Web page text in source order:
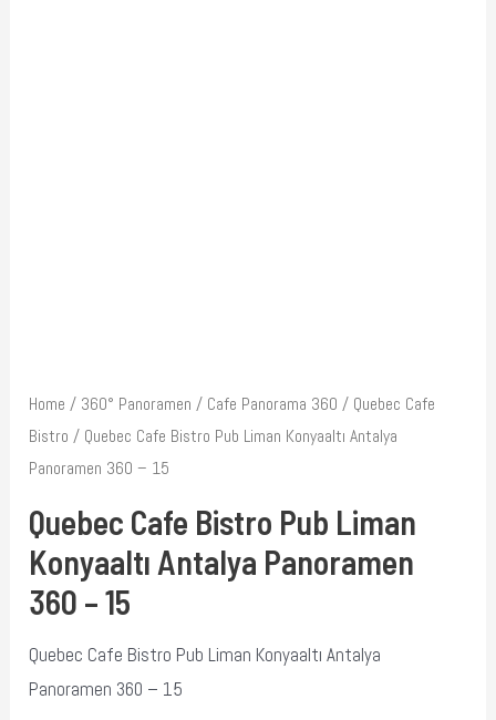
Home / 360° Panoramen / Cafe Panorama 360 / Quebec Cafe
Bistro / Quebec Cafe Bistro Pub Liman Konyaaltı Antalya
Panoramen 360 – 15
Quebec Cafe Bistro Pub Liman
Konyaaltı Antalya Panoramen
360 – 15
Quebec Cafe Bistro Pub Liman Konyaaltı Antalya
Panoramen 360 – 15